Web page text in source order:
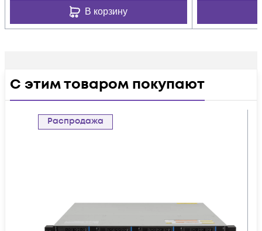
В корзину
С этим товаром покупают
Распродажа